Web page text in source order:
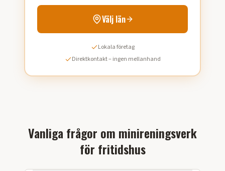
Välj län
Lokala företag
Direktkontakt – ingen mellanhand
Vanliga frågor om minireningsverk
för fritidshus